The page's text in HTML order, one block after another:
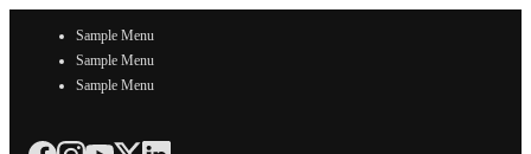
Sample Menu
Sample Menu
Sample Menu